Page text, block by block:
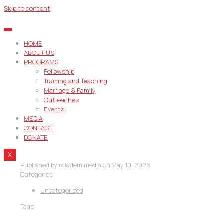
Skip to content
HOME
ABOUT US
PROGRAMS
Fellowship
Training and Teaching
Marriage & Family
Outreaches
Events
MEDIA
CONTACT
DONATE
X
Published by rdiadem.media on May 10, 2026
Categories
Uncategorized
Tags